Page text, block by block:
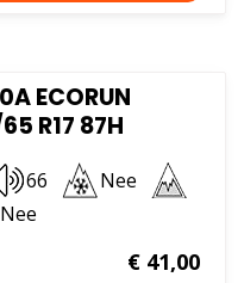
ECORUN
R17 87H
66
Nee
Nee
€41,00